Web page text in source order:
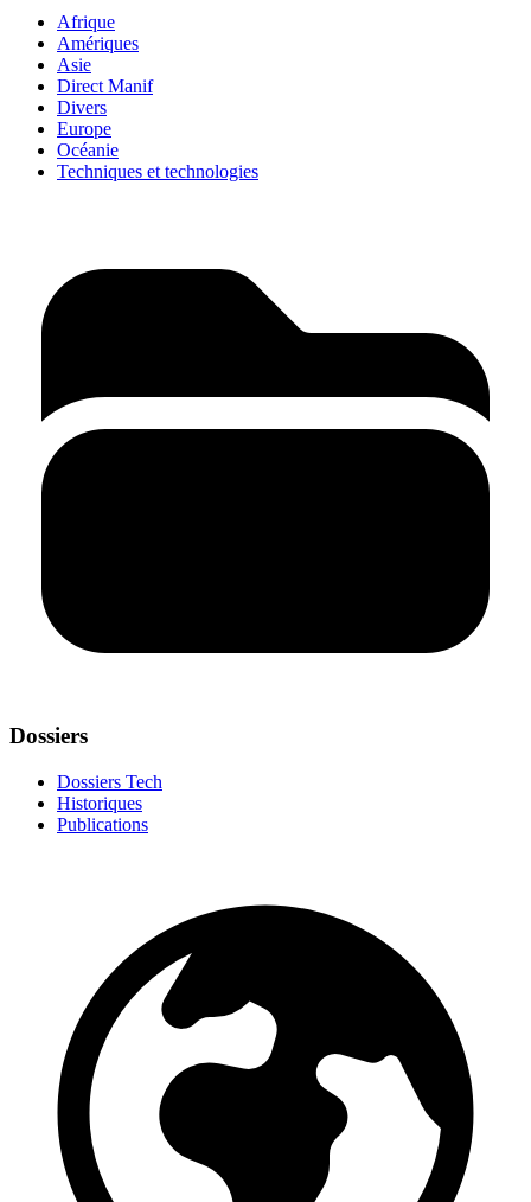
Afrique
Amériques
Asie
Direct Manif
Divers
Europe
Océanie
Techniques et technologies
Dossiers
Dossiers Tech
Historiques
Publications